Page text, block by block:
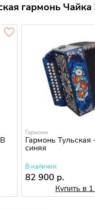
гармонь
Гармони
Гармонь
синяя
В наличии
82 900 р.
Купить в